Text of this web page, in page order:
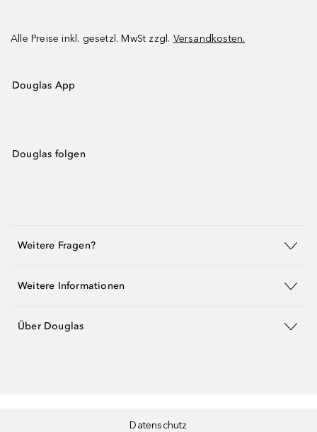
Alle Preise inkl. gesetzl. MwSt zzgl. Versandkosten.
Douglas App
Douglas folgen
Weitere Fragen?
Weitere Informationen
Über Douglas
Datenschutz